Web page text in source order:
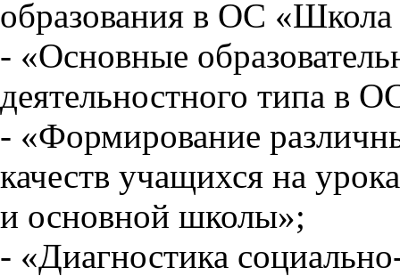
образования в ОС
- «Основные
деятельностного типа в
- «Формирование
качеств учащихся на
и основной школы»;
- «Диагностика